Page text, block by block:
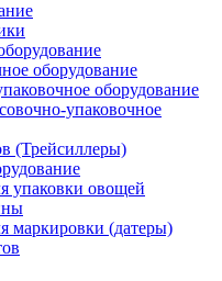
оборудование
оборудование
упаковочное
(Трейсиллеры)
упаковки овощей
маркировки (датеры)